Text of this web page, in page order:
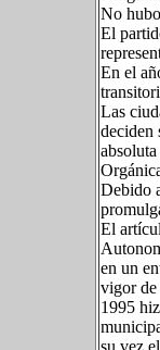
No
El
En el
Las
deciden
Debido
El
en un
vigor de
1995
su vez